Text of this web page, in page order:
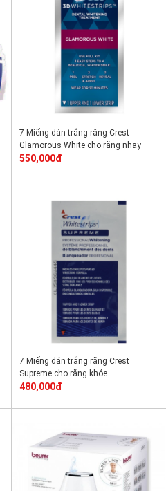
7 Miếng dán trắng răng Crest
Glamorous White cho răng nhạy
cảm
550,000đ
7 Miếng dán trắng răng Crest
Supreme cho răng khỏe
480,000đ